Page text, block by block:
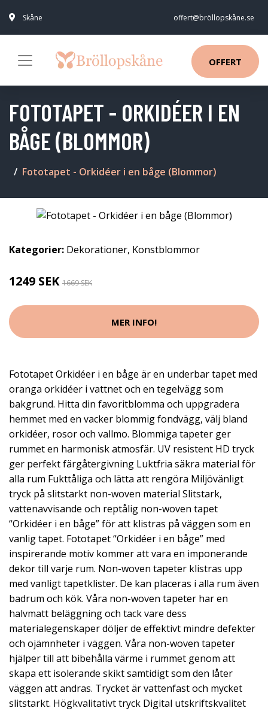
Skåne offert@bröllopskåne.se
OFFERT
FOTOTAPET - ORKIDÉER I EN
BÅGE (BLOMMOR)
Fototapet - Orkidéer i en båge (Blommor)
Kategorier: Dekorationer, Konstblommor
1249 SEK 1669 SEK
MER INFO!
Fototapet Orkidéer i en båge är en underbar tapet med
oranga orkidéer i vattnet och en tegelvägg som
bakgrund. Hitta din favoritblomma och uppgradera
hemmet med en vacker blommig fondvägg, välj bland
orkidéer, rosor och vallmo. Blommiga tapeter ger
rummet en harmonisk atmosfär. UV resistent HD tryck
ger perfekt färgåtergivning Luktfria säkra material för
alla rum Fukttåliga och lätta att rengöra Miljövänligt
tryck på slitstarkt non-woven material Slitstark,
vattenavvisande och reptålig non-woven tapet
“Orkidéer i en båge” för att klistras på väggen som en
vanlig tapet. Fototapet “Orkidéer i en båge” med
inspirerande motiv kommer att vara en imponerande
dekor till varje rum. Non-woven tapeter klistras upp
med vanligt tapetklister. De kan placeras i alla rum även
badrum och kök. Våra non-woven tapeter har en
halvmatt beläggning och tack vare dess
materialegenskaper döljer de effektivt mindre defekter
och ojämnheter i väggen. Våra non-woven tapeter
hjälper till att bibehålla värme i rummet genom att
skapa ett isolerande skikt samtidigt som den låter
väggen att andras. Trycket är vattenfast och mycket
slitstarkt. Högkvalitativt tryck Digital utskriftskvalitet